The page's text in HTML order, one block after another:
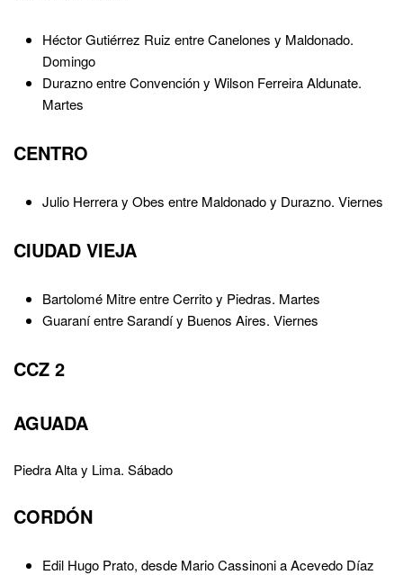
Héctor Gutiérrez Ruiz entre Canelones y Maldonado.
Domingo
Durazno entre Convención y Wilson Ferreira Aldunate.
Martes
CENTRO
Julio Herrera y Obes entre Maldonado y Durazno. Viernes
CIUDAD VIEJA
Bartolomé Mitre entre Cerrito y Piedras. Martes
Guaraní entre Sarandí y Buenos Aires. Viernes
CCZ 2
AGUADA
Piedra Alta y Lima. Sábado
CORDÓN
Edil Hugo Prato, desde Mario Cassinoni a Acevedo Díaz